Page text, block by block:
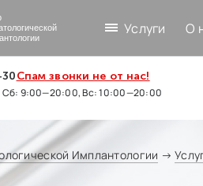
Услуги О
Спам звонки не от нас!
9:00—20:00, Вс: 10:00—20:00
Имплантологии →